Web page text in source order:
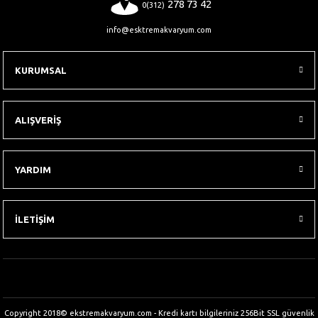
0(312) 278 73 42
info@esktremakvaryum.com
KURUMSAL
ALIŞVERİŞ
YARDIM
İLETİŞİM
Copyright 2018© ekstremakvaryum.com - Kredi kartı bilgileriniz 256Bit SSL güvenlik